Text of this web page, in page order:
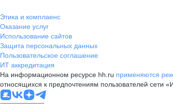
Этика и комплаенс
Оказание услуг
Использование сайтов
Защита персональных данных
Пользовательское соглашение
ИТ аккредитация
На информационном ресурсе hh.ru применяются
относящихся к предпочтениям пользователей сети